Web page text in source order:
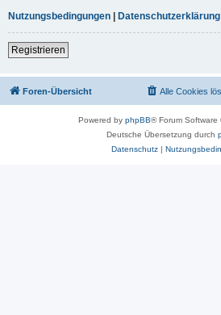
Nutzungsbedingungen | Datenschutzerklärung
Registrieren
Foren-Übersicht Alle Cookies
Powered by phpBB® Forum Software
Deutsche Übersetzung durch
Datenschutz|